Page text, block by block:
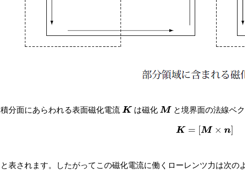
積分面にあらわれる表面磁化電流 K は磁化 M と境界面の法線ベ
(7.3− 5)K= M ×n]
と表されます。したがってこの磁化電流に働くローレンツ力は次の